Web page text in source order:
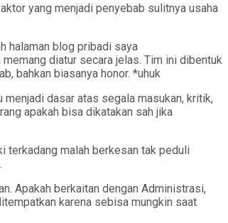
yang menjadi penyebab sulitnya usaha
halaman blog pribadi saya
diatur secara jelas. Tim ini dibentuk
bahkan biasanya honor. *uhuk
dasar atas segala masukan, kritik,
apakah bisa dikatakan sah jika
terkadang malah berkesan tak peduli
Apakah berkaitan dengan Administrasi,
karena sebisa mungkin saat